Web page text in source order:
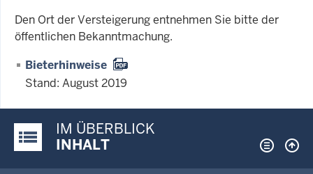
Den Ort der Versteigerung entnehmen Sie bitte der
öffentlichen Bekanntmachung.
Bieterhinweise
Stand: August 2019
Justiz-Portal im Überblick:
IM ÜBERBLICK
INHALT